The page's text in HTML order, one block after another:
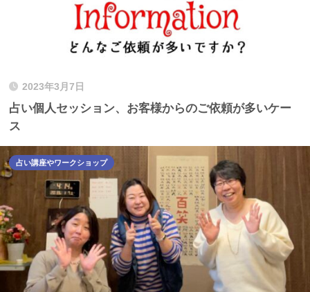
2023年3月7日
占い個人セッション、お客様からのご依頼が多いケー
ス
占い講座やワークショップ